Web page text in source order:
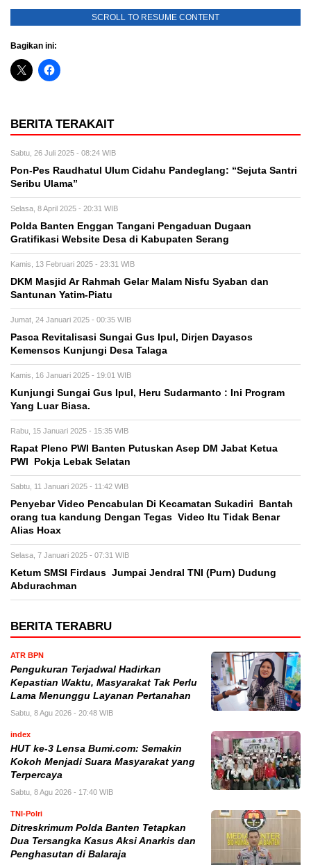
SCROLL TO RESUME CONTENT
Bagikan ini:
BERITA TERAKAIT
Sabtu, 26 Juli 2025 - 08:24 WIB
Pon-Pes Raudhatul Ulum Cidahu Pandeglang: “Sejuta Santri
Seribu Ulama”
Selasa, 8 April 2025 - 20:31 WIB
Polda Banten Enggan Tangani Pengaduan Dugaan
Gratifikasi Website Desa di Kabupaten Serang
Kamis, 13 Februari 2025 - 23:31 WIB
DKM Masjid Ar Rahmah Gelar Malam Nisfu Syaban dan
Santunan Yatim-Piatu
Jumat, 24 Januari 2025 - 00:35 WIB
Pasca Revitalisasi Sungai Gus Ipul, Dirjen Dayasos
Kemensos Kunjungi Desa Talaga
Kamis, 16 Januari 2025 - 19:01 WIB
Kunjungi Sungai Gus Ipul, Heru Sudarmanto : Ini Program
Yang Luar Biasa.
Rabu, 15 Januari 2025 - 15:35 WIB
Rapat Pleno PWI Banten Putuskan Asep DM Jabat Ketua
PWI Pokja Lebak Selatan
Sabtu, 11 Januari 2025 - 11:42 WIB
Penyebar Video Pencabulan Di Kecamatan Sukadiri Bantah
orang tua kandung Dengan Tegas Video Itu Tidak Benar
Alias Hoax
Selasa, 7 Januari 2025 - 07:31 WIB
Ketum SMSI Firdaus Jumpai Jendral TNI (Purn) Dudung
Abdurachman
BERITA TERABRU
ATR BPN
Pengukuran Terjadwal Hadirkan
Kepastian Waktu, Masyarakat Tak Perlu
Lama Menunggu Layanan Pertanahan
Sabtu, 8 Agu 2026 - 20:48 WIB
index
HUT ke-3 Lensa Bumi.com: Semakin
Kokoh Menjadi Suara Masyarakat yang
Terpercaya
Sabtu, 8 Agu 2026 - 17:40 WIB
TNI-Polri
Ditreskrimum Polda Banten Tetapkan
Dua Tersangka Kasus Aksi Anarkis dan
Penghasutan di Balaraja